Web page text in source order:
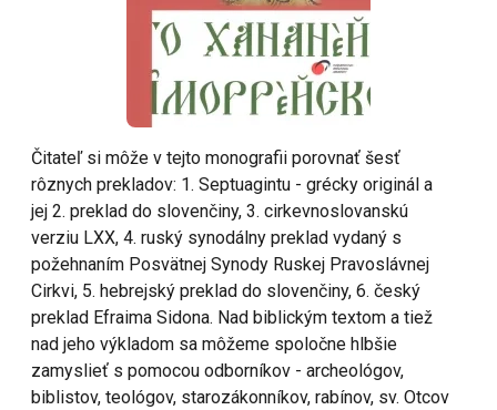
Čitateľ si môže v tejto monografii porovnať šesť
rôznych prekladov: 1. Septuagintu - grécky originál a
jej 2. preklad do slovenčiny, 3. cirkevnoslovanskú
verziu LXX, 4. ruský synodálny preklad vydaný s
požehnaním Posvätnej Synody Ruskej Pravoslávnej
Cirkvi, 5. hebrejský preklad do slovenčiny, 6. český
preklad Efraima Sidona. Nad biblickým textom a tiež
nad jeho výkladom sa môžeme spoločne hlbšie
zamyslieť s pomocou odborníkov - archeológov,
biblistov, teológov, starozákonníkov, rabínov, sv. Otcov